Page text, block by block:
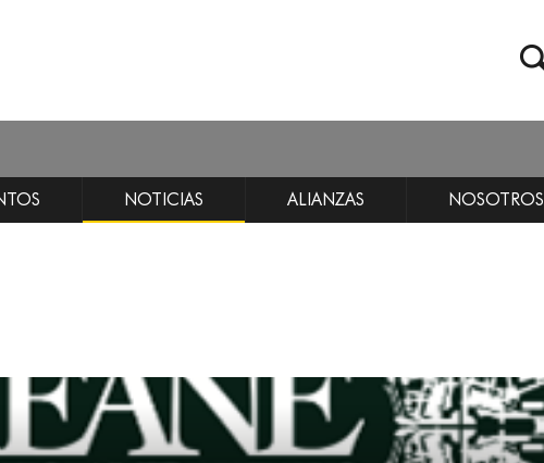
NOTICIAS ALIANZAS NOSOTROS